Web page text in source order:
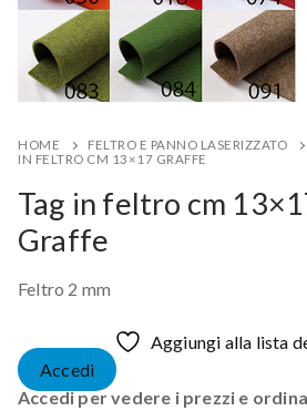
HOME FELTRO E PANNO LASERIZZATO
IN FELTRO CM 13×17 GRAFFE
Tag in feltro cm
Graffe
Feltro 2 mm
Aggiungi alla lista
Accedi
Accedi per vedere i prezzi e